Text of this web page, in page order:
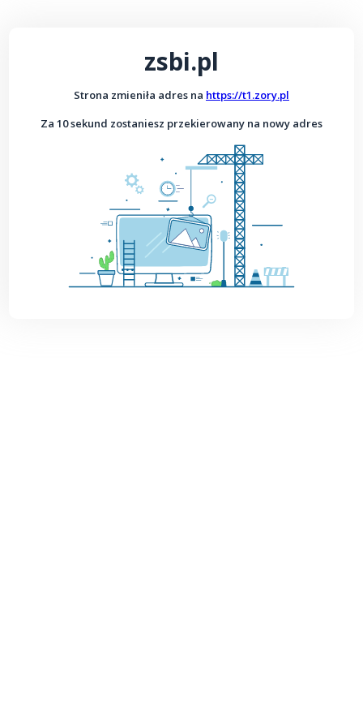
zsbi.pl
Strona zmieniła adres na https://t1.zory.pl
Za 10 sekund zostaniesz przekierowany na nowy adres